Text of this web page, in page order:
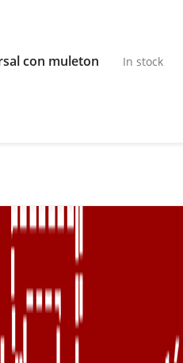
con muleton In stock